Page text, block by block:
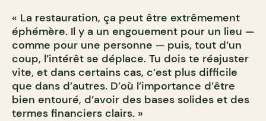
« La restauration, ça peut être extrêmement
éphémère. Il y a un engouement pour un lieu —
comme pour une personne — puis, tout d’un
coup, l’intérêt se déplace. Tu dois te réajuster
vite, et dans certains cas, c’est plus difficile
que dans d’autres. D’où l’importance d’être
bien entouré, d’avoir des bases solides et des
termes financiers clairs. »